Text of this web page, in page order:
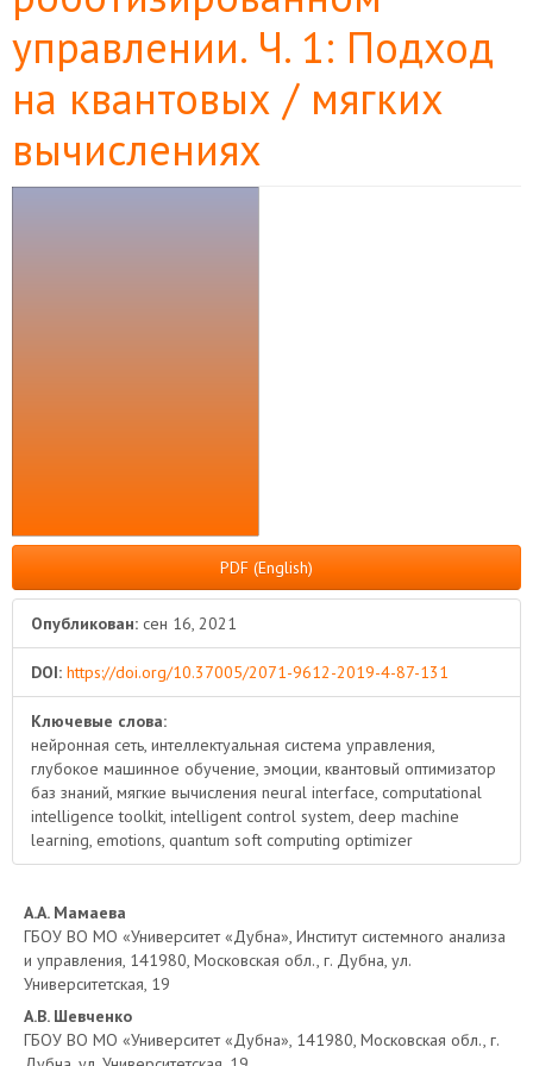
управлении. Ч. 1: Подход
на квантовых / мягких
вычислениях
PDF (English)
Опубликован: сен 16, 2021
DOI: https://doi.org/10.37005/2071-9612-2019-4-87-131
Ключевые слова:
нейронная сеть, интеллектуальная система управления,
глубокое машинное обучение, эмоции, квантовый оптимизатор
баз знаний, мягкие вычисления neural interface, computational
intelligence toolkit, intelligent control system, deep machine
learning, emotions, quantum soft computing optimizer
Основное
содержимое
статьи
А.А. Мамаева
ГБОУ ВО МО «Университет «Дубна», Институт системного анализа
и управления, 141980, Московская обл., г. Дубна, ул.
Университетская, 19
А.В. Шевченко
ГБОУ ВО МО «Университет «Дубна», 141980, Московская обл., г.